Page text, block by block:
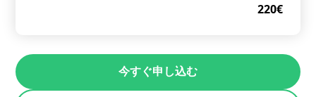
220€
今すぐ申し込む